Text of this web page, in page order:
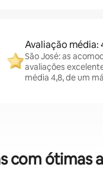
Avaliação média:
São José: as
avaliações
média 4,8, de um
com ótimas